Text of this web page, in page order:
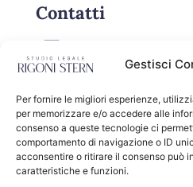
Gestisci
Per fornire le migliori esperienze,
per memorizzare e/o accedere alle
consenso a queste tecnologie ci
comportamento di navigazione o ID
acconsentire o ritirare il consenso può
caratteristiche e funzioni.
Contatti
0444 502252
E-MAIL
DOVE SIAMO
Palazzo Porto Festa,